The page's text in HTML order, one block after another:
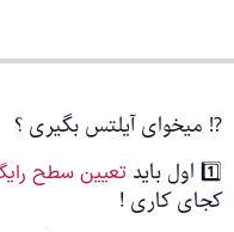
⁉️ میخوای آیلتس بگیری ؟
1️⃣ اول باید
تعیین سطح
کجای کاری !